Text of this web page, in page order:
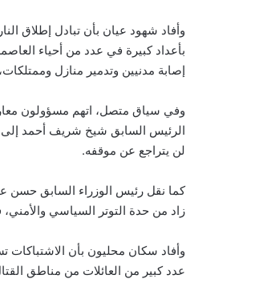
وأفاد شهود عيان بأن تبادل إطلاق
بأعداد كبيرة في عدد من أحياء
إصابة مدنيين وتدمير منازل
وفي سياق متصل، اتهم مسؤولون
الرئيس السابق شيخ شريف أحمد إلى
لن يتراجع عن موقفه.
كما نقل رئيس الوزراء السابق حسن
زاد من حدة التوتر السياسي
وأفاد سكان محليون بأن
عدد كبير من العائلات من مناطق